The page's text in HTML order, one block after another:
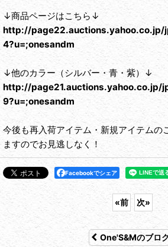
↓商品ページはこちら↓
http://page22.auctions.yahoo.co.jp/
4?u=;onesandm
↓他のカラー（シルバー・青・紫）↓
http://page21.auctions.yahoo.co.jp/
9?u=;onesandm
今後も再入荷アイテム・新規アイテムの
ますのでお見逃しなく！
Facebookでシェア
«前 次»
One'S&Mのブロ